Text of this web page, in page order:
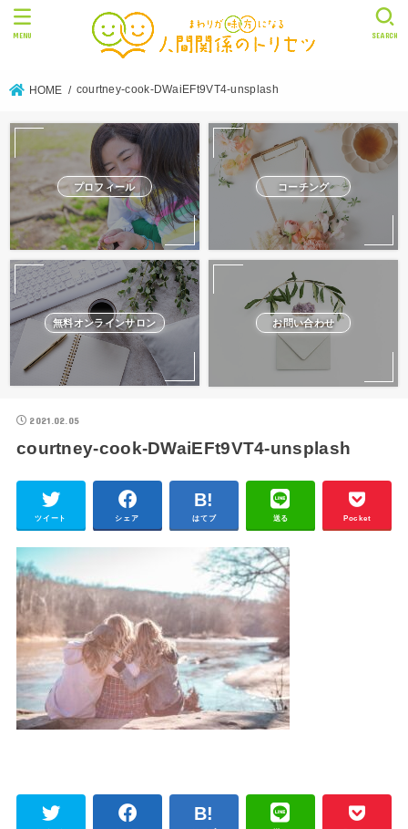
SEARCH
MENU
HOME courtney-cook-DWaiEFt9VT4-unsplash
プロフィール コーチング
無料オンラインサロン お問い合わせ
2021.02.05
courtney-cook-DWaiEFt9VT4-unsplash
ツイート シェア はてブ 送る Pocket